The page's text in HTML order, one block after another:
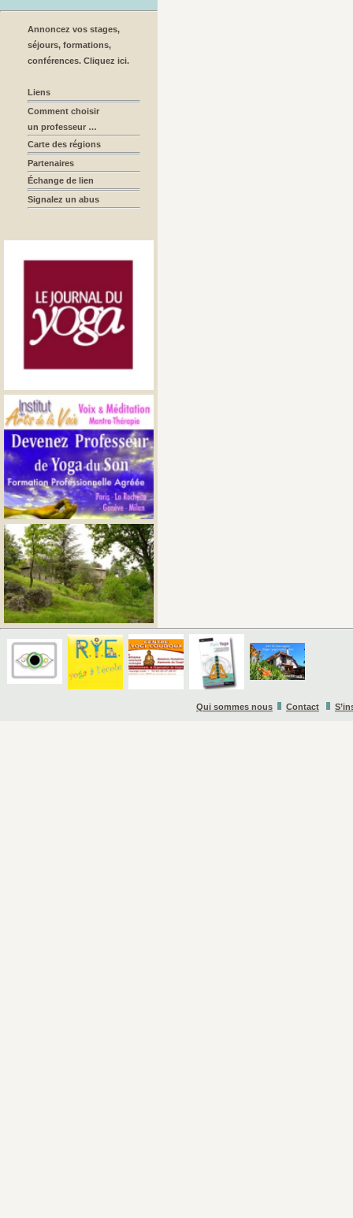
Annoncez vos stages,
séjours, formations,
conférences. Cliquez ici.
Liens
Comment choisir
un professeur …
Carte des régions
Partenaires
Échange de lien
Signalez un abus
Qui sommes nous Contact